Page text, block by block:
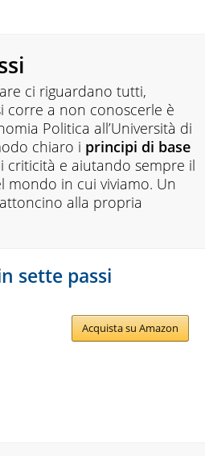
ci riguardano tutti,
corre a non conoscerle è
Politica all’Università di
chiaro i principi di base
criticità e aiutando sempre il
mondo in cui viviamo. Un
alla propria
sette passi
Acquista su Amazon